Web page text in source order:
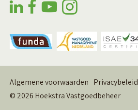
© 2026 Hoekstra Vastgoedbeheer
Algemene voorwaarden Privacybeleid